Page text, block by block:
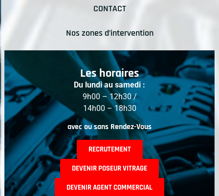
CONTACT
Nos zones d’intervention
Les horaires
Du lundi au samedi :
9h00 – 12h30 /
14h00 – 18h30
avec ou sans Rendez-Vous
RECRUTEMENT
DEVENIR POSEUR VITRAGE
DEVENIR AGENT COMMERCIAL